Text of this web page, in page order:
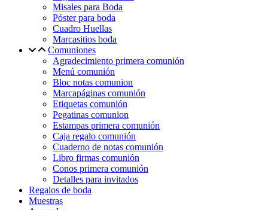
Misales para Boda
Póster para boda
Cuadro Huellas
Marcasitios boda
Comuniones
Agradecimiento primera comunión
Menú comunión
Bloc notas comunion
Marcapáginas comunión
Etiquetas comunión
Pegatinas comunion
Estampas primera comunión
Caja regalo comunión
Cuaderno de notas comunión
Libro firmas comunión
Conos primera comunión
Detalles para invitados
Regalos de boda
Muestras